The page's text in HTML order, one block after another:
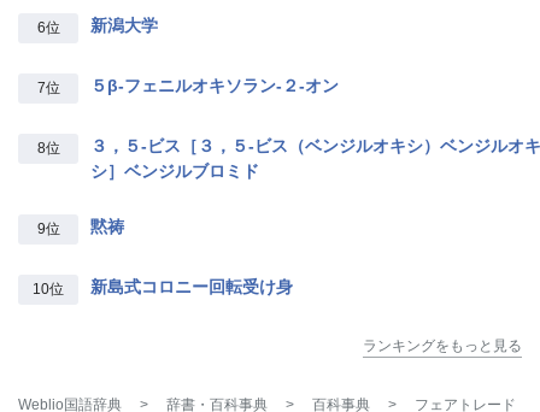
6位 新潟大学
7位 ５β‐フェニルオキソラン‐２‐オン
8位
３，５‐ビス［３，５‐ビス（ベンジルオキシ）ベンジルオキ
シ］ベンジルブロミド
9位 黙祷
10位 新島式コロニー回転受け身
ランキングをもっと見る
Weblio国語辞典 > 辞書・百科事典 > 百科事典 > フェアトレード